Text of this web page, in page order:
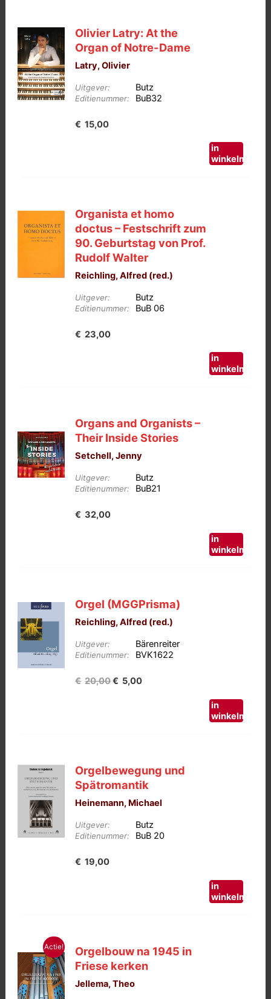
Olivier Latry: At the
Organ of Notre-Dame
Latry, Olivier
Uitgever: Butz
Editienummer: BuB32
€ 15,00
in
winkelmand
Organista et homo
doctus – Festschrift zum
90. Geburtstag von Prof.
Rudolf Walter
Reichling, Alfred (red.)
Uitgever: Butz
Editienummer: BuB 06
€ 23,00
in
winkelmand
Organs and Organists –
Their Inside Stories
Setchell, Jenny
Uitgever: Butz
Editienummer: BuB21
€ 32,00
in
winkelmand
Orgel (MGGPrisma)
Reichling, Alfred (red.)
Uitgever: Bärenreiter
Editienummer: BVK1622
€ 20,00Oorspronkelijke
€ 5,00Huidige
in
winkelmand
Orgelbewegung und
Spätromantik
Heinemann, Michael
Uitgever: Butz
Editienummer: BuB 20
€ 19,00
in
winkelmand
Actie!
Orgelbouw na 1945 in
Friese kerken
Jellema, Theo